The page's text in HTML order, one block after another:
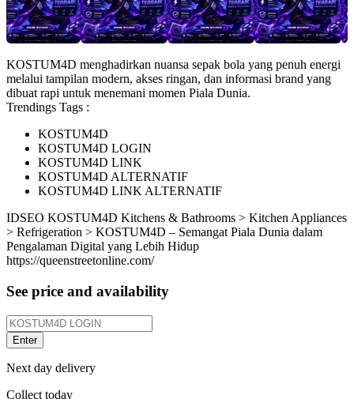
KOSTUM4D menghadirkan nuansa sepak bola yang penuh energi
melalui tampilan modern, akses ringan, dan informasi brand yang
dibuat rapi untuk menemani momen Piala Dunia.
Trendings Tags :
KOSTUM4D
KOSTUM4D LOGIN
KOSTUM4D LINK
KOSTUM4D ALTERNATIF
KOSTUM4D LINK ALTERNATIF
IDSEO KOSTUM4D Kitchens & Bathrooms > Kitchen Appliances
> Refrigeration > KOSTUM4D – Semangat Piala Dunia dalam
Pengalaman Digital yang Lebih Hidup
https://queenstreetonline.com/
See price and availability
Enter
Next day delivery
Collect today